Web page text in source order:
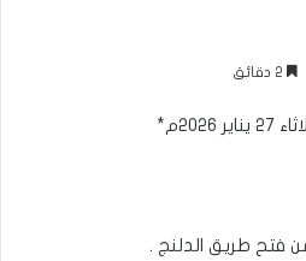
فتح طريق الدلنج .